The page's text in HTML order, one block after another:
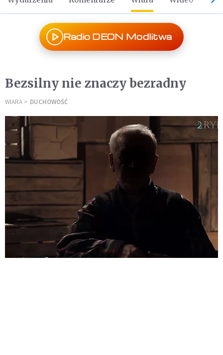
Radio DEON Modlitwa
Bezsilny nie znaczy bezradny
WIARA DUCHOWOŚĆ